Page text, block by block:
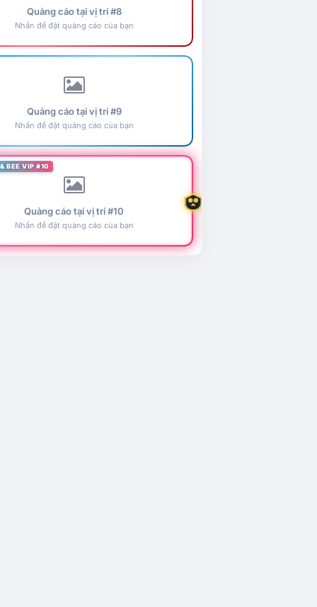
Quảng cáo tại vị trí #8
Nhấn để đặt quảng cáo của bạn
Quảng cáo tại vị trí #9
Nhấn để đặt quảng cáo của bạn
BEE VIP #10
Quảng cáo tại vị trí #10
Nhấn để đặt quảng cáo của bạn